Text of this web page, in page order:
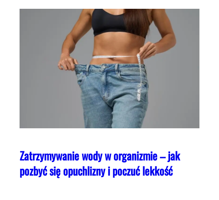
Zatrzymywanie wody w organizmie – jak
pozbyć się opuchlizny i poczuć lekkość